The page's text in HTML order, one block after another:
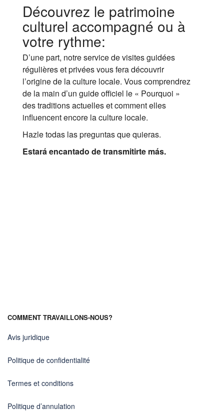
Découvrez le patrimoine
culturel accompagné ou à
votre rythme:
D’une part, notre service de visites guidées
régulières et privées vous fera découvrir
l’origine de la culture locale. Vous comprendrez
de la main d’un guide officiel le « Pourquoi »
des traditions actuelles et comment elles
influencent encore la culture locale.
Hazle todas las preguntas que quieras.
Estará encantado de transmitirte más.
COMMENT TRAVAILLONS-NOUS?
Avis juridique
Politique de confidentialité
Termes et conditions
Politique d’annulation